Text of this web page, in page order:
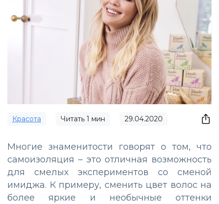
Красота Читать 1 мин 29.04.2020
Многие знаменитости говорят о том, что
самоизоляция – это отличная возможность
для смелых экспериментов со сменой
имиджа. К примеру, сменить цвет волос на
более яркие и необычные оттенки